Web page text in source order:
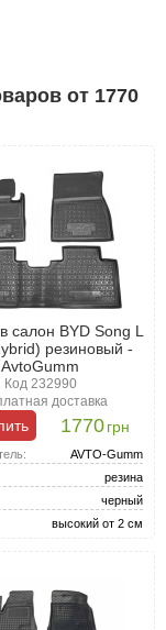
представлены
однако
и долговечность.
от 1770
салон BYD Song L
резиновый -
AvtoGumm
Код 232990
доставка
1770грн
AVTO-Gumm
резина
черный
высокий от 2 см